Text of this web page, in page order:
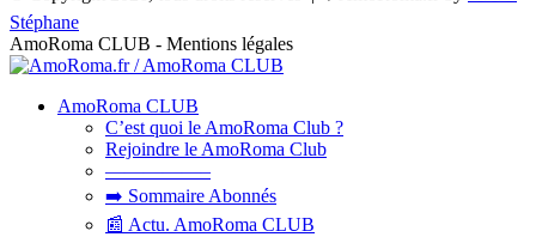
Stéphane
AmoRoma CLUB - Mentions légales
AmoRoma CLUB
C’est quoi le AmoRoma Club ?
Rejoindre le AmoRoma Club
—————–
➡️ Sommaire Abonnés
📰 Actu. AmoRoma CLUB